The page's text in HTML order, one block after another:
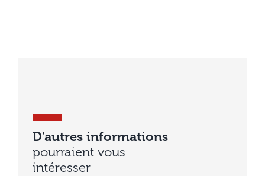
D'autres informations
pourraient vous
intéresser